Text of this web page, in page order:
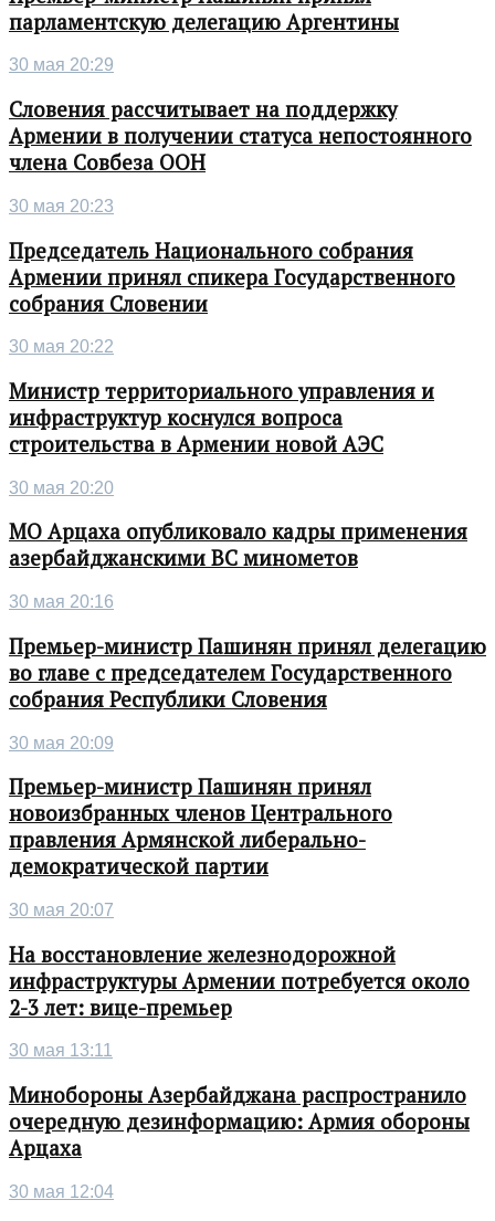
парламентскую делегацию Аргентины
30 мая 20:29
Словения рассчитывает на поддержку
Армении в получении статуса непостоянного
члена Совбеза ООН
30 мая 20:23
Председатель Национального собрания
Армении принял спикера Государственного
собрания Словении
30 мая 20:22
Министр территориального управления и
инфраструктур коснулся вопроса
строительства в Армении новой АЭС
30 мая 20:20
МО Арцаха опубликовало кадры применения
азербайджанскими ВС минометов
30 мая 20:16
Премьер-министр Пашинян принял делегацию
во главе с председателем Государственного
собрания Республики Словения
30 мая 20:09
Премьер-министр Пашинян принял
новоизбранных членов Центрального
правления Армянской либерально-
демократической партии
30 мая 20:07
На восстановление железнодорожной
инфраструктуры Армении потребуется около
2-3 лет: вице-премьер
30 мая 13:11
Минобороны Азербайджана распространило
очередную дезинформацию: Армия обороны
Арцаха
30 мая 12:04